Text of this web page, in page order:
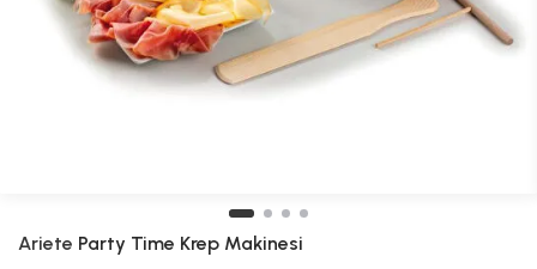
Ariete Party Time Krep Makinesi